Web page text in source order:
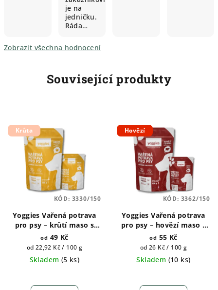
je na
jedničku.
Ráda…
Zobrazit všechna hodnocení
Související produkty
Krůta
Yoggies Vařená potrava
pro psy – krůtí maso s
pohankou 150g, 650g
od 49 Kč
Měrná
cena:
od 22,92 Kč / 100 g
Skladem (5 ks)
hodnocení
KÓD: 3330/150
Hovězí
Yoggies Vařená potrava
pro psy – hovězí maso s
quinoou 150g, 650g
od 55 Kč
Měrná
cena:
od 26 Kč / 100 g
Skladem (10 ks)
hodnocení
KÓD: 3362/150